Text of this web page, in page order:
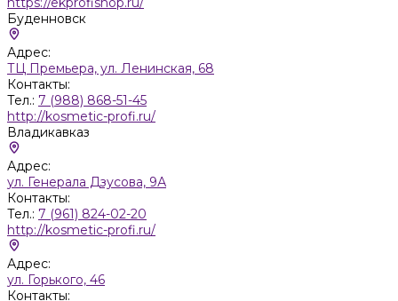
Буденновск
Адрес:
ТЦ Премьера, ул. Ленинская, 68
Контакты:
Тел.: 7 (988) 868-51-45
http://kosmetic-profi.ru/
Владикавказ
Адрес:
ул. Генерала Дзусова, 9А
Контакты:
Тел.: 7 (961) 824-02-20
http://kosmetic-profi.ru/
Адрес:
ул. Горького, 46
Контакты: